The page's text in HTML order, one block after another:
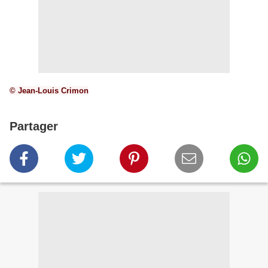
© Jean-Louis Crimon
Partager